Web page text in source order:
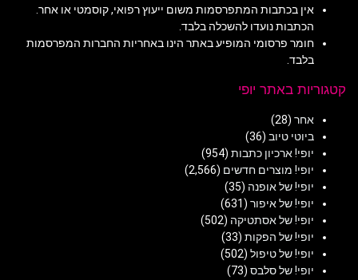
אין בכתבות המתפרסמות משום ייעוץ רפואי, קוסמטי או אחר.
הכתבות נועדו להשכלה בלבד.
חומר פרסומי המופיע באתר הינו באחריות החברות המפרסמות
בלבד.
קטגוריות באתר יופי
אחר (28)
ביוטי טיוב (36)
יופי! ארכיון כתבות (954)
יופי! מוצרים חדשים (2,566)
יופי! של אופנה (35)
יופי! של איפור (631)
יופי! של אסתטיקה (502)
יופי! של הפקות (33)
יופי! של טיפול (502)
יופי! של סלבס (73)